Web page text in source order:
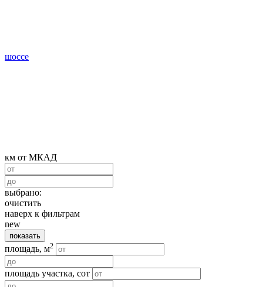
шоссе
км от МКАД
выбрано:
очистить
наверх к фильтрам
new
показать
площадь, м2
площадь участка, сот